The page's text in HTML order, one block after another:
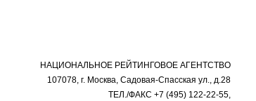
НАЦИОНАЛЬНОЕ РЕЙТИНГОВОЕ АГЕНТСТВО
107078, г. Москва, Садовая-Спасская ул., д.28
ТЕЛ./ФАКС +7 (495) 122-22-55,